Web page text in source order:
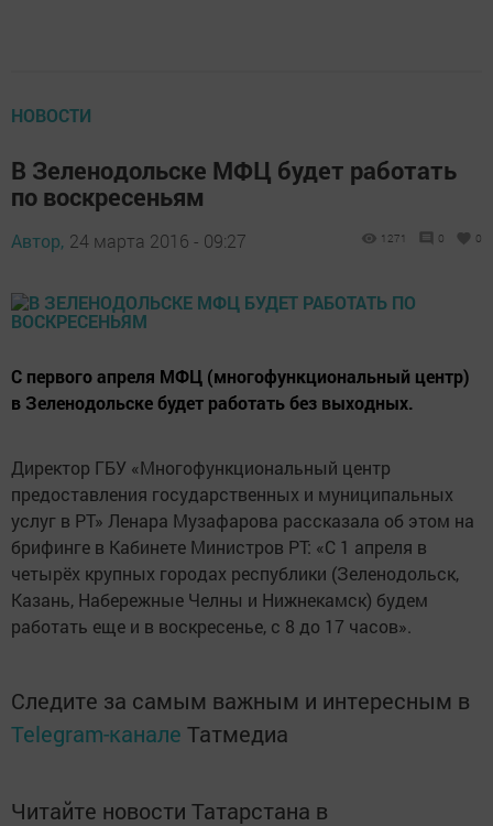
НОВОСТИ
В Зеленодольске МФЦ будет работать
по воскресеньям
Автор, 24 марта 2016 - 09:27 1271 0 0
С первого апреля МФЦ (многофункциональный центр)
в Зеленодольске будет работать без выходных.
Директор ГБУ «Многофункциональный центр
предоставления государственных и муниципальных
услуг в РТ» Ленара Музафарова рассказала об этом на
брифинге в Кабинете Министров РТ: «С 1 апреля в
четырёх крупных городах республики (Зеленодольск,
Казань, Набережные Челны и Нижнекамск) будем
работать еще и в воскресенье, с 8 до 17 часов».
Следите за самым важным и интересным в
Telegram-канале Татмедиа
Читайте новости Татарстана в